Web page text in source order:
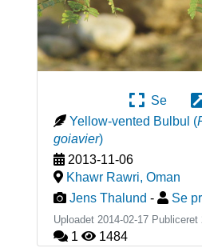
Se
Yellow-vented Bulbul (
goiavier)
2013-11-06
Khawr Rawri, Oman
Jens Thalund - Se
Uploadet 2014-02-17 Publiceret
1 1484